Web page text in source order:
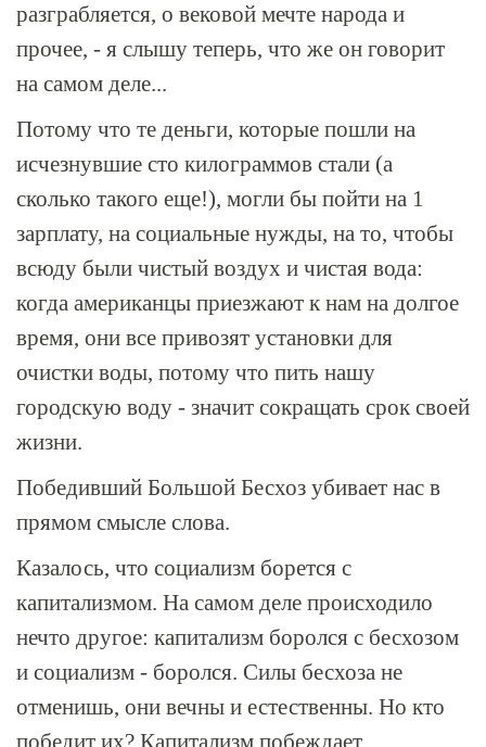
разграбляется, о вековой мечте народа и
прочее, - я слышу теперь, что же он говорит
на самом деле...
Потому что те деньги, которые пошли на
исчезнувшие сто килограммов стали (а
сколько такого еще!), могли бы пойти на 1
зарплату, на социальные нужды, на то, чтобы
всюду были чистый воздух и чистая вода:
когда американцы приезжают к нам на долгое
время, они все привозят установки для
очистки воды, потому что пить нашу
городскую воду - значит сокращать срок своей
жизни.
Победивший Большой Бесхоз убивает нас в
прямом смысле слова.
Казалось, что социализм борется с
капитализмом. На самом деле происходило
нечто другое: капитализм боролся с бесхозом
и социализм - боролся. Силы бесхоза не
отменишь, они вечны и естественны. Но кто
победит их? Капитализм побеждает,